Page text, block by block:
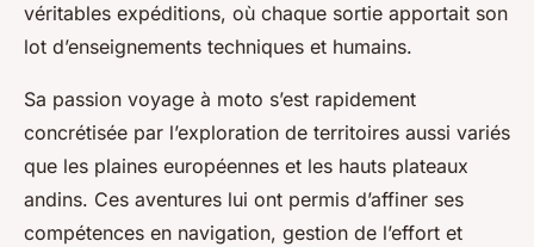
véritables expéditions, où chaque sortie apportait son
lot d’enseignements techniques et humains.
Sa passion voyage à moto s’est rapidement
concrétisée par l’exploration de territoires aussi variés
que les plaines européennes et les hauts plateaux
andins. Ces aventures lui ont permis d’affiner ses
compétences en navigation, gestion de l’effort et